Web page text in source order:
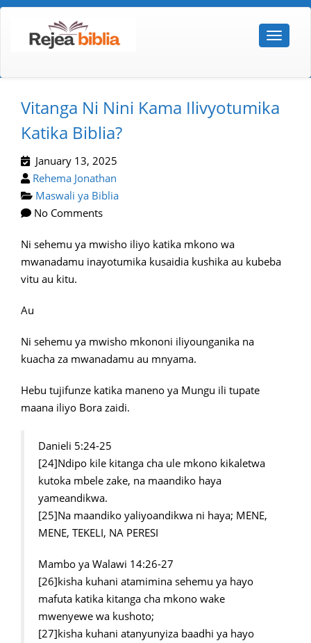
Vitanga Ni Nini Kama Ilivyotumika
Katika Biblia?
January 13, 2025
Rehema Jonathan
Maswali ya Biblia
No Comments
Ni sehemu ya mwisho iliyo katika mkono wa
mwanadamu inayotumika kusaidia kushika au kubeba
vitu au kitu.
Au
Ni sehemu ya mwisho mkononi iliyounganika na
kuacha za mwanadamu au mnyama.
Hebu tujifunze katika maneno ya Mungu ili tupate
maana iliyo Bora zaidi.
Danieli 5:24-25
[24]Ndipo kile kitanga cha ule mkono kikaletwa
kutoka mbele zake, na maandiko haya
yameandikwa.
[25]Na maandiko yaliyoandikwa ni haya; MENE,
MENE, TEKELI, NA PERESI
Mambo ya Walawi 14:26-27
[26]kisha kuhani atamimina sehemu ya hayo
mafuta katika kitanga cha mkono wake
mwenyewe wa kushoto;
[27]kisha kuhani atanyunyiza baadhi ya hayo